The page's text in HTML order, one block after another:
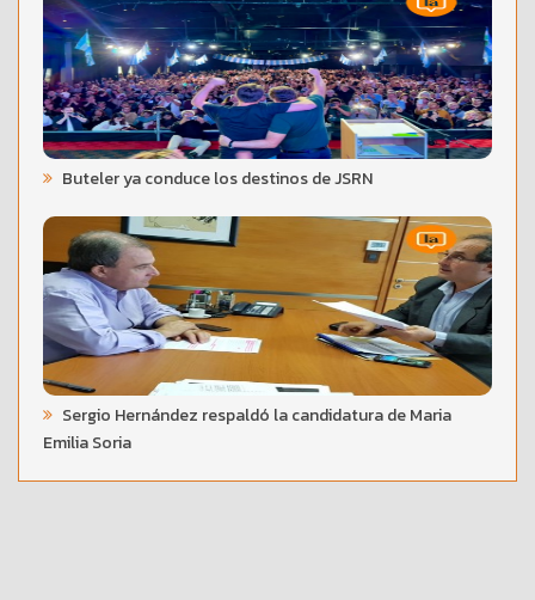
Buteler ya conduce los destinos de JSRN
Sergio Hernández respaldó la candidatura de Maria
Emilia Soria